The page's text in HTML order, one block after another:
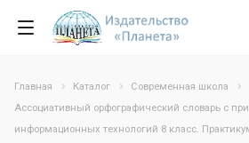
Главная Каталог
Современная школа
Ассоциативный орфографический словарь с
информационных технологий 8 класс.